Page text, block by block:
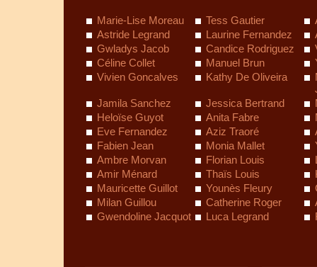
Marie-Lise Moreau Tess Gautier
Astride Legrand
Laurine Fernandez
Gwladys Jacob
Candice Rodriguez
Céline Collet
Manuel Brun
Vivien Goncalves
Kathy De Oliveira
Jamila Sanchez
Jessica Bertrand
Heloïse Guyot
Anita Fabre
Eve Fernandez
Aziz Traoré
Fabien Jean
Monia Mallet
Ambre Morvan
Florian Louis
Amir Ménard
Thaïs Louis
Mauricette Guillot
Younès Fleury
Milan Guillou
Catherine Roger
Gwendoline Jacquot
Luca Legrand